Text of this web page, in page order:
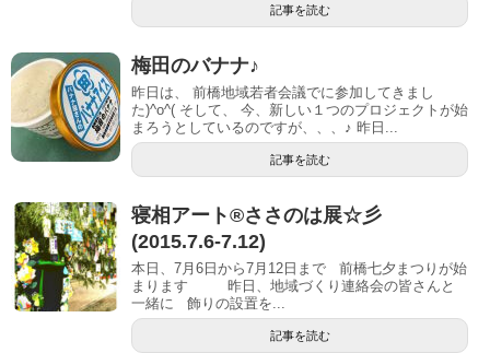
記事を読む
梅田のバナナ♪
昨日は、 前橋地域若者会議でに参加してきまし
た)^o^( そして、 今、新しい１つのプロジェクトが始
まろうとしているのですが、、、♪ 昨日...
記事を読む
寝相アート®ささのは展☆彡
(2015.7.6-7.12)
本日、7月6日から7月12日まで 前橋七夕まつりが始
まります 昨日、地域づくり連絡会の皆さんと
一緒に 飾りの設置を...
記事を読む